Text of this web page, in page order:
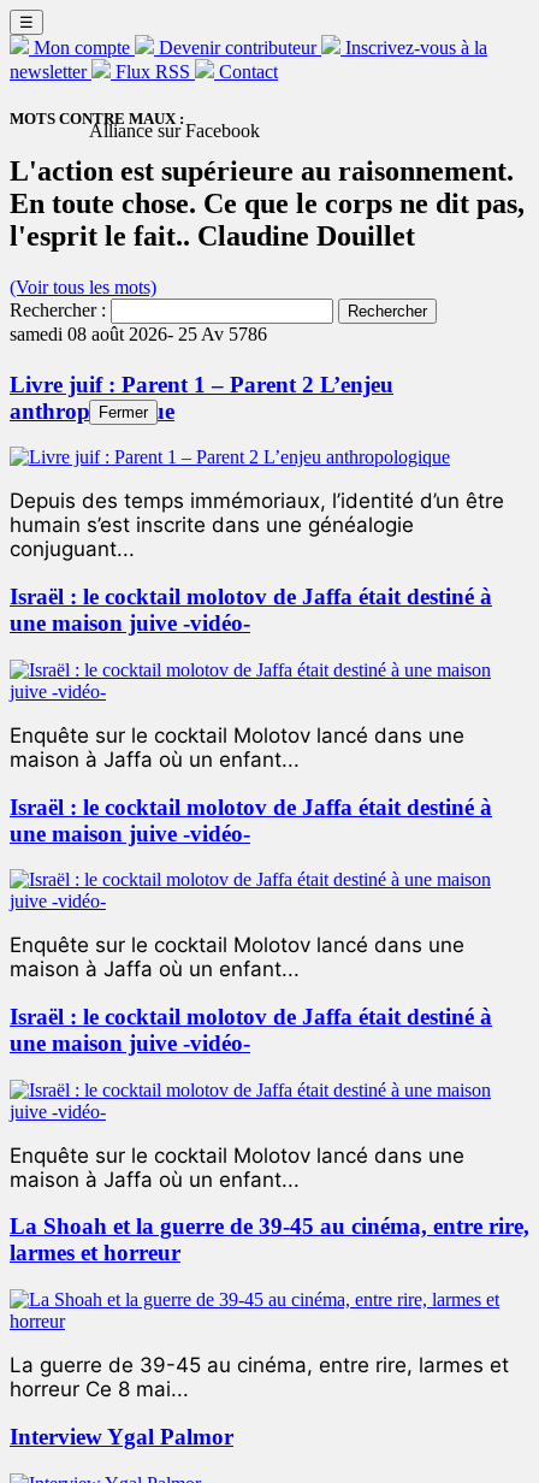
☰
Mon compte Devenir contributeur
Inscrivez-vous à la
newsletter
Flux RSS Contact
MOTS CONTRE MAUX :
L'action est supérieure au raisonnement.
En toute chose. Ce que le corps ne dit pas,
l'esprit le fait.. Claudine Douillet
(Voir tous les mots)
Rechercher :
samedi 08 août 2026- 25 Av 5786
Livre juif : Parent 1 – Parent 2 L’enjeu
anthropologique
Depuis des temps immémoriaux, l’identité d’un être
humain s’est inscrite dans une généalogie
conjuguant...
Israël : le cocktail molotov de Jaffa était destiné à
une maison juive -vidéo-
Enquête sur le cocktail Molotov lancé dans une
maison à Jaffa où un enfant...
Israël : le cocktail molotov de Jaffa était destiné à
une maison juive -vidéo-
Enquête sur le cocktail Molotov lancé dans une
maison à Jaffa où un enfant...
Israël : le cocktail molotov de Jaffa était destiné à
une maison juive -vidéo-
Enquête sur le cocktail Molotov lancé dans une
maison à Jaffa où un enfant...
La Shoah et la guerre de 39-45 au cinéma, entre rire,
larmes et horreur
La guerre de 39-45 au cinéma, entre rire, larmes et
horreur Ce 8 mai...
Interview Ygal Palmor
Alliance sur Facebook
Fermer